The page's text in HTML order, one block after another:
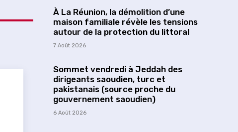
À La Réunion, la démolition d’une
maison familiale révèle les tensions
autour de la protection du littoral
7 Août 2026
Sommet vendredi à Jeddah des
dirigeants saoudien, turc et
pakistanais (source proche du
gouvernement saoudien)
6 Août 2026